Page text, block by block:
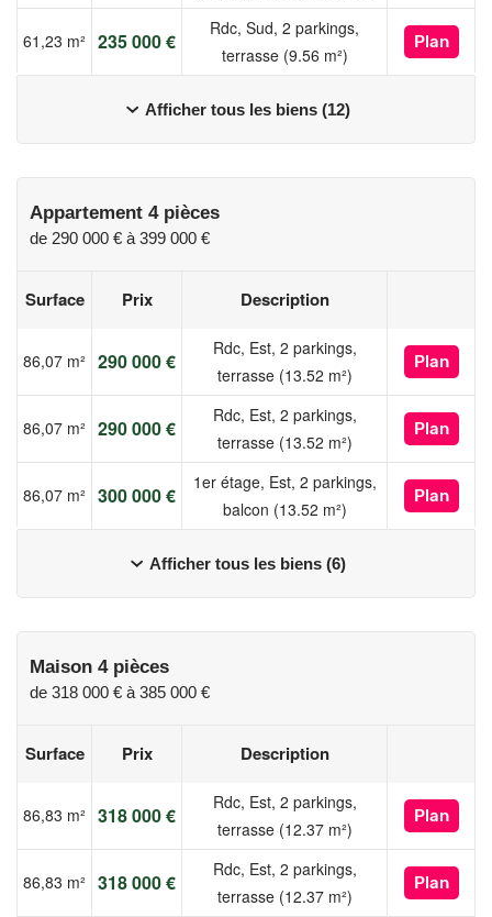
61,23 m² 235 000 €
Rdc, Sud, 2 parkings,
terrasse (9.56 m²)
Plan
Afficher tous les biens (12)
Appartement 4 pièces
de 290 000 € à 399 000 €
Surface Prix Description
86,07 m² 290 000 €
Rdc, Est, 2 parkings,
terrasse (13.52 m²)
Plan
86,07 m² 290 000 €
Rdc, Est, 2 parkings,
terrasse (13.52 m²)
Plan
86,07 m² 300 000 €
1er étage, Est, 2 parkings,
balcon (13.52 m²)
Plan
Afficher tous les biens (6)
Maison 4 pièces
de 318 000 € à 385 000 €
Surface Prix Description
86,83 m² 318 000 €
Rdc, Est, 2 parkings,
terrasse (12.37 m²)
Plan
86,83 m² 318 000 €
Rdc, Est, 2 parkings,
terrasse (12.37 m²)
Plan